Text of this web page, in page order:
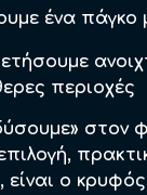
ένα πάγκο
περιοχές
στον
είναι ο